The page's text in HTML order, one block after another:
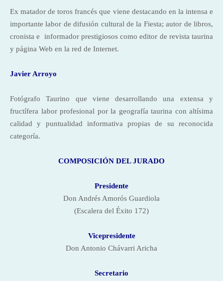
Ex matador de toros francés que viene destacando en la intensa e
importante labor de difusión cultural de la Fiesta; autor de libros,
cronista e
informador prestigiosos como editor de revista taurina
y página Web en la red de Internet.
Javier Arroyo
Fotógrafo Taurino que viene desarrollando una extensa y
fructífera labor profesional por la geografía taurina con altísima
calidad y puntualidad informativa propias de su reconocida
categoría.
COMPOSICIÓN DEL JURADO
Presidente
Don Andrés Amorós Guardiola
(Escalera del Éxito 172)
Vicepresidente
Don Antonio Chávarri Aricha
Secretario